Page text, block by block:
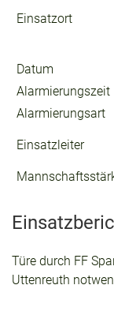
Einsatzort
Datum
Alarmierungszeit
Alarmierungsart
Einsatzleiter
Türe durch FF
Uttenreuth